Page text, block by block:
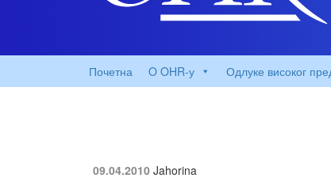
Почетна O OHR-у Одлуке високог
09.04.2010 Jahorina